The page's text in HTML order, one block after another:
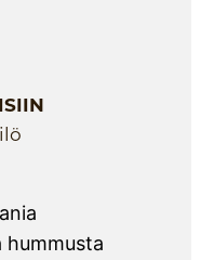
hummusta